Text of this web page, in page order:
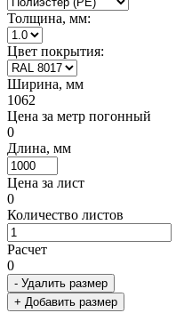
Толщина, мм:
Цвет покрытия:
Ширина, мм
1062
Цена за метр погонный
0
Длина, мм
Цена за лист
0
Количество листов
Расчет
0
- Удалить размер
+ Добавить размер